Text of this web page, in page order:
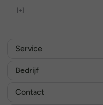
[+]
Service
Bedrijf
Contact